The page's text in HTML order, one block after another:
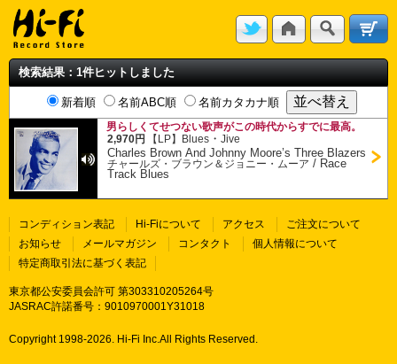
検索結果：1件ヒットしました
新着順 名前ABC順 名前カタカナ順
男らしくてせつない歌声がこの時代からすでに最高。
2,970円
【LP】 Blues ・Jive
Charles Brown And Johnny Moore’s Three Blazers
チャールズ・ブラウン＆ジョニー・ムーア / Race
Track Blues
コンディション表記 Hi-Fiについて アクセス
ご注文について
お知らせ
メールマガジン コンタクト
個人情報について
特定商取引法に基づく表記
東京都公安委員会許可 第303310205264号
JASRAC許諾番号：9010970001Y31018
Copyright 1998-2026. Hi-Fi Inc.All Rights Reserved.